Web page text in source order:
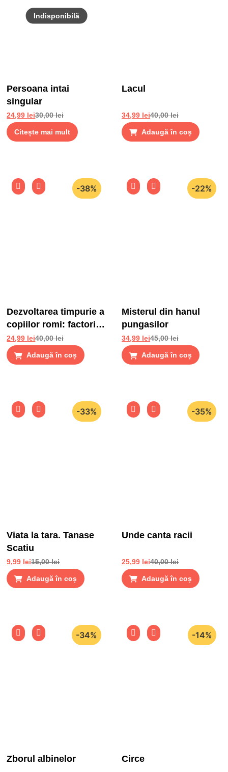
Persoana intai
singular
30,00lei
24,99 lei
Citește mai mult
Lacul
40,00lei
34,99 lei
Adaugă în coș
-38%
Dezvoltarea timpurie a
copiilor romi: factori
de risc si factori de
protectie
40,00lei
24,99 lei
Adaugă în coș
-22%
Misterul din hanul
pungasilor
45,00lei
34,99 lei
Adaugă în coș
-33%
Viata la tara. Tanase
Scatiu
15,00lei
9,99 lei
Adaugă în coș
-35%
Unde canta racii
40,00lei
25,99 lei
Adaugă în coș
-34%
Zborul albinelor
-14%
Circe